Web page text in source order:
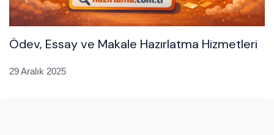
Ödev, Essay ve Makale Hazırlatma Hizmetleri
29 Aralık 2025